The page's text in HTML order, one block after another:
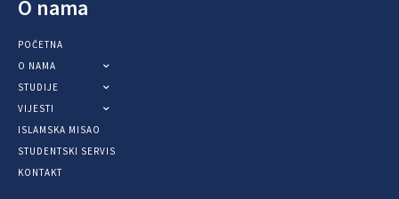
O nama
POČETNA
O NAMA
STUDIJE
VIJESTI
ISLAMSKA MISAO
STUDENTSKI SERVIS
KONTAKT